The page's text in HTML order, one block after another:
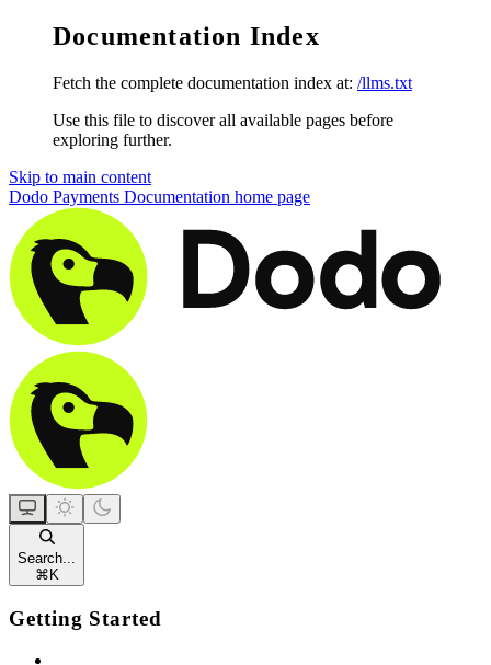
Documentation Index
Fetch the complete documentation index at: /llms.txt
Use this file to discover all available pages before
exploring further.
Skip to main content
Dodo Payments Documentation home page
Search...
⌘ K
Getting Started